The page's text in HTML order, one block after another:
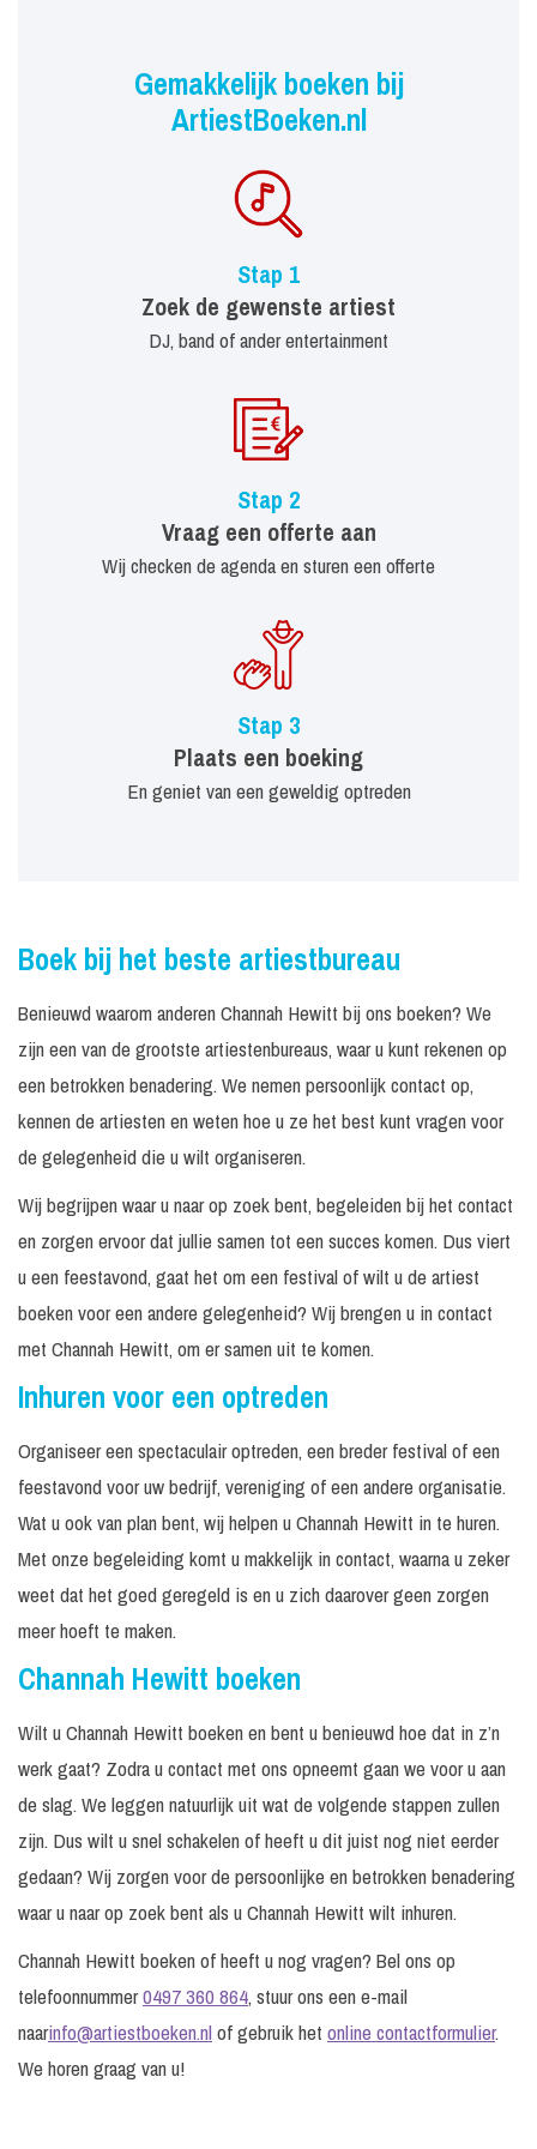
Gemakkelijk boeken bij
ArtiestBoeken.nl
Stap 1
Zoek de gewenste artiest
DJ, band of ander entertainment
Stap 2
Vraag een offerte aan
Wij checken de agenda en sturen een offerte
Stap 3
Plaats een boeking
En geniet van een geweldig optreden
Boek bij het beste artiestbureau
Benieuwd waarom anderen Channah Hewitt bij ons boeken? We
zijn een van de grootste artiestenbureaus, waar u kunt rekenen op
een betrokken benadering. We nemen persoonlijk contact op,
kennen de artiesten en weten hoe u ze het best kunt vragen voor
de gelegenheid die u wilt organiseren.
Wij begrijpen waar u naar op zoek bent, begeleiden bij het contact
en zorgen ervoor dat jullie samen tot een succes komen. Dus viert
u een feestavond, gaat het om een festival of wilt u de artiest
boeken voor een andere gelegenheid? Wij brengen u in contact
met Channah Hewitt, om er samen uit te komen.
Inhuren voor een optreden
Organiseer een spectaculair optreden, een breder festival of een
feestavond voor uw bedrijf, vereniging of een andere organisatie.
Wat u ook van plan bent, wij helpen u Channah Hewitt in te huren.
Met onze begeleiding komt u makkelijk in contact, waarna u zeker
weet dat het goed geregeld is en u zich daarover geen zorgen
meer hoeft te maken.
Channah Hewitt boeken
Wilt u Channah Hewitt boeken en bent u benieuwd hoe dat in z’n
werk gaat? Zodra u contact met ons opneemt gaan we voor u aan
de slag. We leggen natuurlijk uit wat de volgende stappen zullen
zijn. Dus wilt u snel schakelen of heeft u dit juist nog niet eerder
gedaan? Wij zorgen voor de persoonlijke en betrokken benadering
waar u naar op zoek bent als u Channah Hewitt wilt inhuren.
Channah Hewitt boeken of heeft u nog vragen? Bel ons op
telefoonnummer0497 360 864, stuur ons een e-mail
naarinfo@artiestboeken.nlof gebruik het online contactformulier.
We horen graag van u!